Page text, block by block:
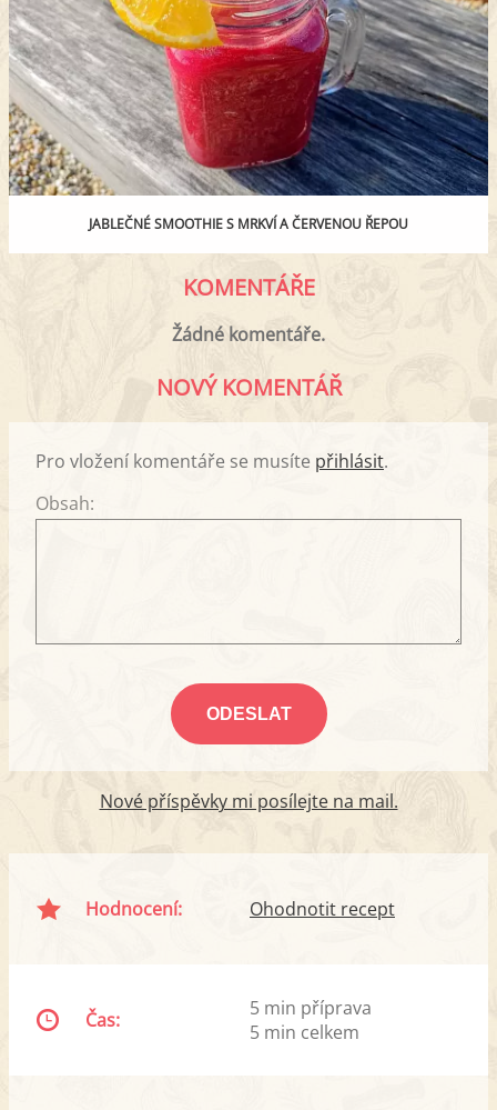
JABLEČNÉ SMOOTHIE S MRKVÍ A ČERVENOU ŘEPOU
KOMENTÁŘE
Žádné komentáře.
NOVÝ KOMENTÁŘ
Pro vložení komentáře se musíte přihlásit.
Obsah:
Nové příspěvky mi posílejte na mail.
Hodnocení: Ohodnotit recept
Čas:
5 min příprava
5 min celkem